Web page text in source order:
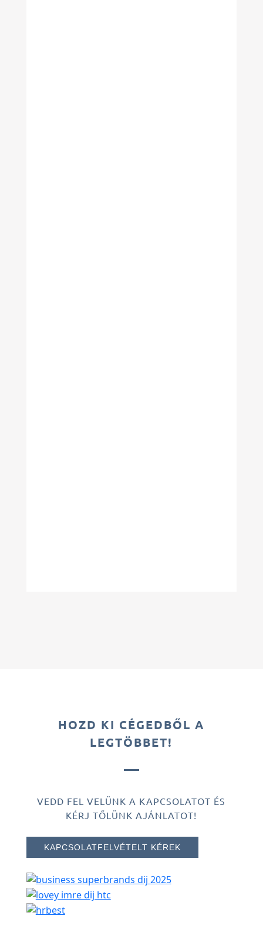
HOZD KI CÉGEDBŐL A
LEGTÖBBET!
VEDD FEL VELÜNK A KAPCSOLATOT ÉS
KÉRJ TŐLÜNK AJÁNLATOT!
KAPCSOLATFELVÉTELT KÉREK